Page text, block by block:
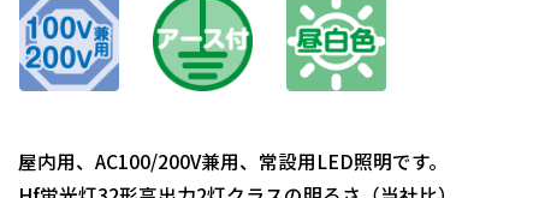
屋内用、AC100/200V兼用、常設用LED照明です。